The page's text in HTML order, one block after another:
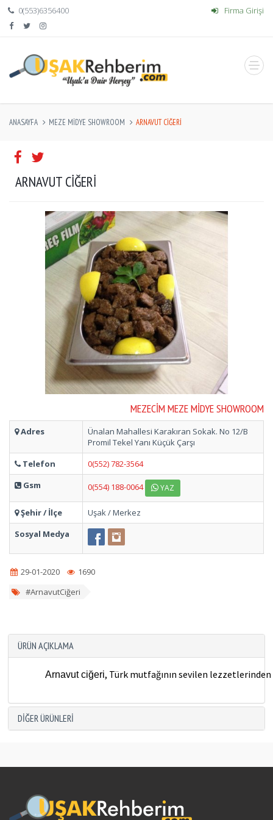
0(553)6356400 Firma Girişi
ANASAYFA MEZE MIDYE SHOWROOM ARNAVUT CIĞERI
ARNAVUT CIĞERI
MEZECIM MEZE MIDYE SHOWROOM
Adres
Ünalan Mahallesi Karakıran Sokak. No 12/B
Promil Tekel Yanı Küçük Çarşı
Telefon
0(552) 782-3564
Gsm
0(554) 188-0064 YAZ
Şehir / İlçe
Uşak / Merkez
Sosyal Medya
29-01-2020
1690
#ArnavutCiğeri
ÜRÜN AÇIKLAMA
Arnavut ciğeri, Türk mutfağının sevilen
DIĞER ÜRÜNLERI